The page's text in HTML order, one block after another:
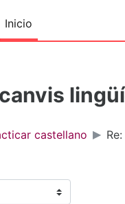
Inicio
castellano